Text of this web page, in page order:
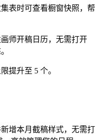
表时可查看橱窗快照，帮
师开稿日历，无需打开
升至 5 个。
增本月截稿样式，无需打